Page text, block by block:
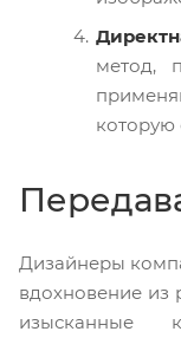
метод,
которую
Дизайнеры
вдохновение из
изысканные